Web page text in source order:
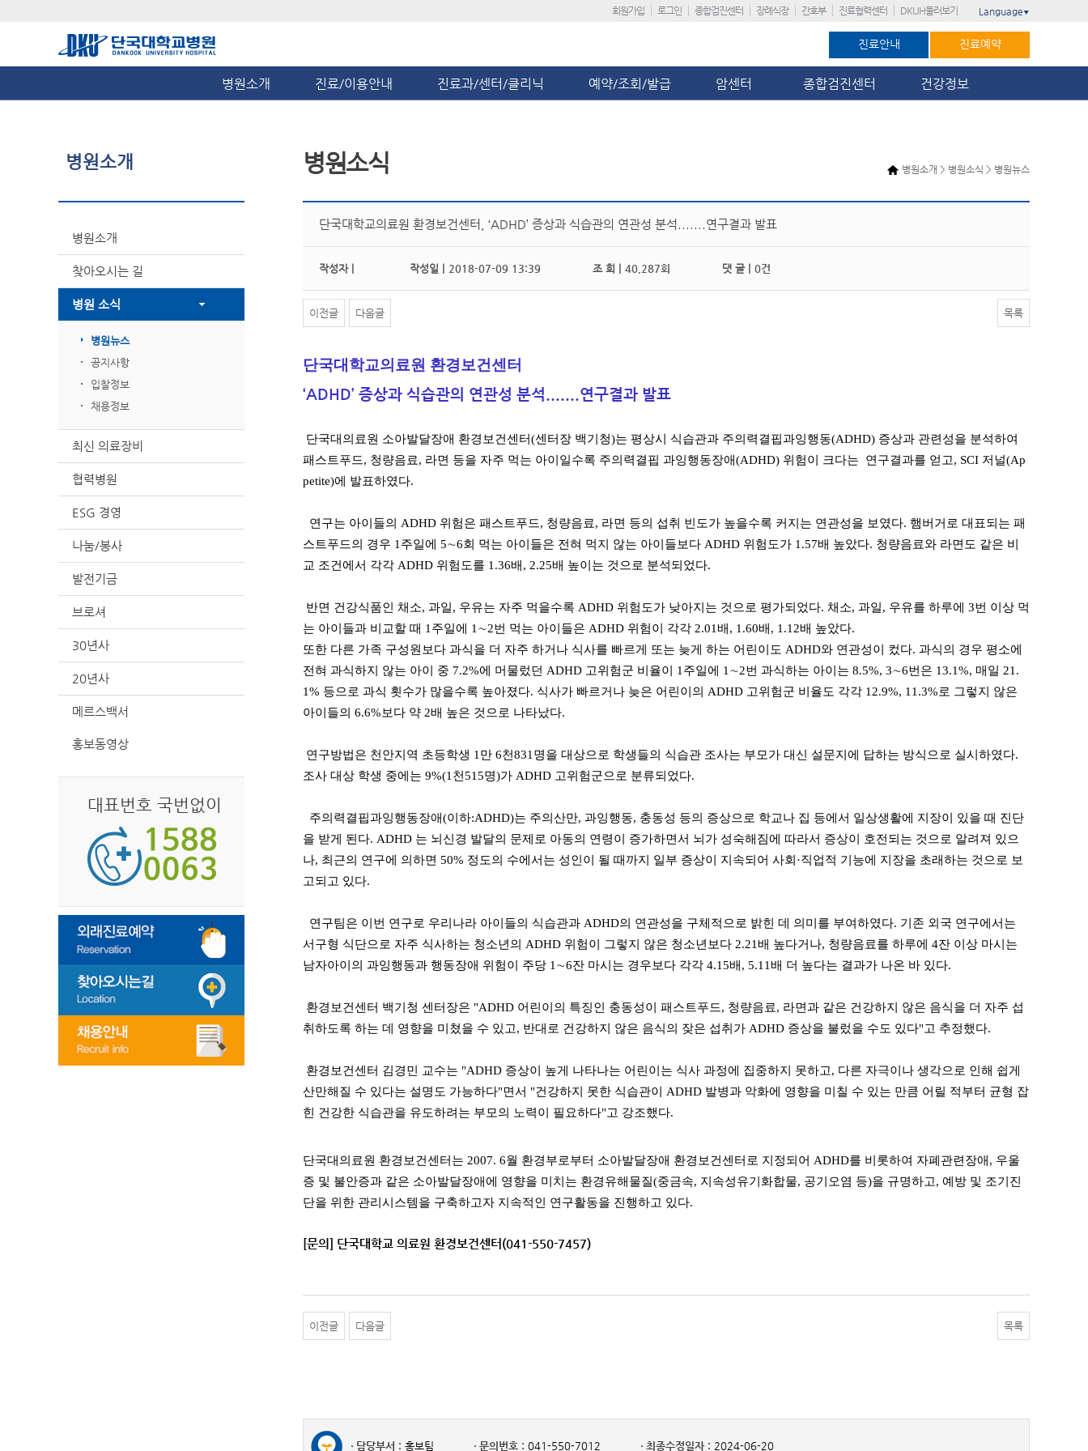
회원가입 로그인 종합검진센터 장례식장 간호부 진료협력센터 DKUH둘러보기 Language ▼
진료안내 진료예약
병원소개 진료/이용안내 진료과/센터/클리닉 예약/조회/발급 암센터 종합검진센터 건강정보
병원소개
병원소개
찾아오시는 길
병원 소식
병원뉴스
공지사항
입찰정보
채용정보
최신 의료장비
협력병원
ESG 경영
나눔/봉사
발전기금
브로셔
30년사
20년사
메르스백서
홍보동영상
대표번호 국번없이
병원소개 > 병원소식 > 병원뉴스
병원소식
단국대학교의료원 환경보건센터, ‘ADHD’ 증상과 식습관의 연관성 분석.......연구결과 발표
작성자 | 작성일 | 2018-07-09 13:39 조 회 | 40,287회 댓 글 | 0건
이전글 다음글 목록
단국대학교의료원 환경보건센터
‘ADHD’ 증상과 식습관의 연관성 분석.......연구결과 발표
단국대의료원 소아발달장애 환경보건센터(센터장 백기청)는 평상시 식습관과 주의력결핍과잉행동(ADHD) 증상과 관련성을 분석하여
패스트푸드, 청량음료, 라면 등을 자주 먹는 아이일수록 주의력결핍 과잉행동장애(ADHD) 위험이 크다는 연구결과를 얻고, SCI 저널(Ap
petite)에 발표하였다.
연구는 아이들의 ADHD 위험은 패스트푸드, 청량음료, 라면 등의 섭취 빈도가 높을수록 커지는 연관성을 보였다. 햄버거로 대표되는 패
스트푸드의 경우 1주일에 5∼6회 먹는 아이들은 전혀 먹지 않는 아이들보다 ADHD 위험도가 1.57배 높았다. 청량음료와 라면도 같은 비
교 조건에서 각각 ADHD 위험도를 1.36배, 2.25배 높이는 것으로 분석되었다.
반면 건강식품인 채소, 과일, 우유는 자주 먹을수록 ADHD 위험도가 낮아지는 것으로 평가되었다. 채소, 과일, 우유를 하루에 3번 이상 먹
는 아이들과 비교할 때 1주일에 1∼2번 먹는 아이들은 ADHD 위험이 각각 2.01배, 1.60배, 1.12배 높았다.
또한 다른 가족 구성원보다 과식을 더 자주 하거나 식사를 빠르게 또는 늦게 하는 어린이도 ADHD와 연관성이 컸다. 과식의 경우 평소에
전혀 과식하지 않는 아이 중 7.2%에 머물렀던 ADHD 고위험군 비율이 1주일에 1∼2번 과식하는 아이는 8.5%, 3∼6번은 13.1%, 매일 21.
1% 등으로 과식 횟수가 많을수록 높아졌다. 식사가 빠르거나 늦은 어린이의 ADHD 고위험군 비율도 각각 12.9%, 11.3%로 그렇지 않은
아이들의 6.6%보다 약 2배 높은 것으로 나타났다.
연구방법은 천안지역 초등학생 1만 6천831명을 대상으로 학생들의 식습관 조사는 부모가 대신 설문지에 답하는 방식으로 실시하였다.
조사 대상 학생 중에는 9%(1천515명)가 ADHD 고위험군으로 분류되었다.
주의력결핍과잉행동장애(이하:ADHD)는 주의산만, 과잉행동, 충동성 등의 증상으로 학교나 집 등에서 일상생활에 지장이 있을 때 진단
을 받게 된다. ADHD 는 뇌신경 발달의 문제로 아동의 연령이 증가하면서 뇌가 성숙해짐에 따라서 증상이 호전되는 것으로 알려져 있으
나, 최근의 연구에 의하면 50% 정도의 수에서는 성인이 될 때까지 일부 증상이 지속되어 사회·직업적 기능에 지장을 초래하는 것으로 보
고되고 있다.
연구팀은 이번 연구로 우리나라 아이들의 식습관과 ADHD의 연관성을 구체적으로 밝힌 데 의미를 부여하였다. 기존 외국 연구에서는
서구형 식단으로 자주 식사하는 청소년의 ADHD 위험이 그렇지 않은 청소년보다 2.21배 높다거나, 청량음료를 하루에 4잔 이상 마시는
남자아이의 과잉행동과 행동장애 위험이 주당 1∼6잔 마시는 경우보다 각각 4.15배, 5.11배 더 높다는 결과가 나온 바 있다.
환경보건센터 백기청 센터장은 "ADHD 어린이의 특징인 충동성이 패스트푸드, 청량음료, 라면과 같은 건강하지 않은 음식을 더 자주 섭
취하도록 하는 데 영향을 미쳤을 수 있고, 반대로 건강하지 않은 음식의 잦은 섭취가 ADHD 증상을 불렀을 수도 있다"고 추정했다.
환경보건센터 김경민 교수는 "ADHD 증상이 높게 나타나는 어린이는 식사 과정에 집중하지 못하고, 다른 자극이나 생각으로 인해 쉽게
산만해질 수 있다는 설명도 가능하다"면서 "건강하지 못한 식습관이 ADHD 발병과 악화에 영향을 미칠 수 있는 만큼 어릴 적부터 균형 잡
힌 건강한 식습관을 유도하려는 부모의 노력이 필요하다"고 강조했다.
단국대의료원 환경보건센터는 2007. 6월 환경부로부터 소아발달장애 환경보건센터로 지정되어 ADHD를 비롯하여 자폐관련장애, 우울
증 및 불안증과 같은 소아발달장애에 영향을 미치는 환경유해물질(중금속, 지속성유기화합물, 공기오염 등)을 규명하고, 예방 및 조기진
단을 위한 관리시스템을 구축하고자 지속적인 연구활동을 진행하고 있다.
[문의] 단국대학교 의료원 환경보건센터(041-550-7457)
이전글 다음글 목록
담당부서 : 홍보팀 문의번호 : 041-550-7012 최종수정일자 : 2024-06-20